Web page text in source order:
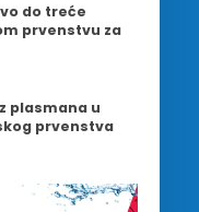
do treće
prvenstvu za
plasmana u
prvenstva